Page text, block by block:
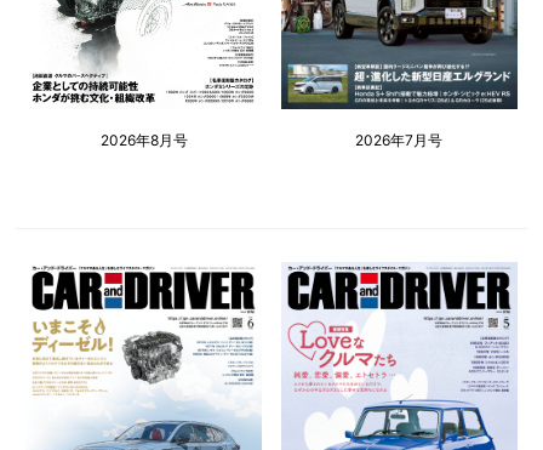
2026年8月号 2026年7月号